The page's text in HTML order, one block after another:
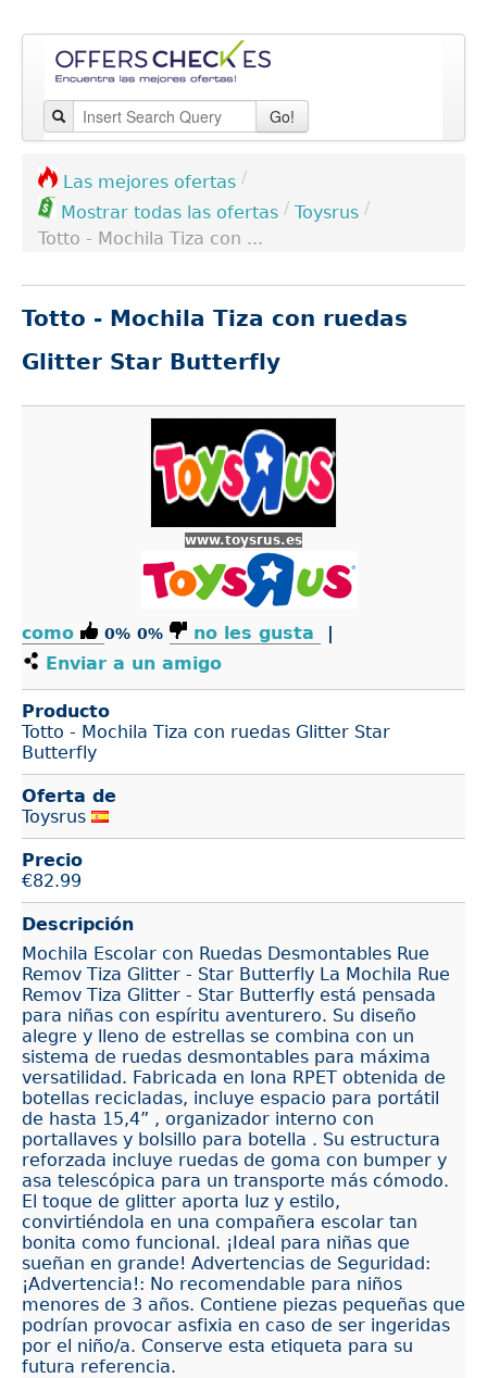
Go!
Las mejores ofertas /
Mostrar todas las ofertas / Toysrus /
Totto - Mochila Tiza con ...
Totto - Mochila Tiza con ruedas
Glitter Star Butterfly
www.toysrus.es
como 0% 0% no les gusta
|
Enviar a un amigo
Producto
Totto - Mochila Tiza con ruedas Glitter Star
Butterfly
Oferta de
Toysrus
Precio
€82.99
Descripción
Mochila Escolar con Ruedas Desmontables Rue
Remov Tiza Glitter - Star Butterfly La Mochila Rue
Remov Tiza Glitter - Star Butterfly está pensada
para niñas con espíritu aventurero. Su diseño
alegre y lleno de estrellas se combina con un
sistema de ruedas desmontables para máxima
versatilidad. Fabricada en lona RPET obtenida de
botellas recicladas, incluye espacio para portátil
de hasta 15,4” , organizador interno con
portallaves y bolsillo para botella . Su estructura
reforzada incluye ruedas de goma con bumper y
asa telescópica para un transporte más cómodo.
El toque de glitter aporta luz y estilo,
convirtiéndola en una compañera escolar tan
bonita como funcional. ¡Ideal para niñas que
sueñan en grande! Advertencias de Seguridad:
¡Advertencia!: No recomendable para niños
menores de 3 años. Contiene piezas pequeñas que
podrían provocar asfixia en caso de ser ingeridas
por el niño/a. Conserve esta etiqueta para su
futura referencia.